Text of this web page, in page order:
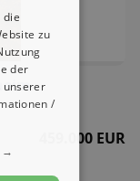
459.000 EUR
die
zu
der
unserer
/
→